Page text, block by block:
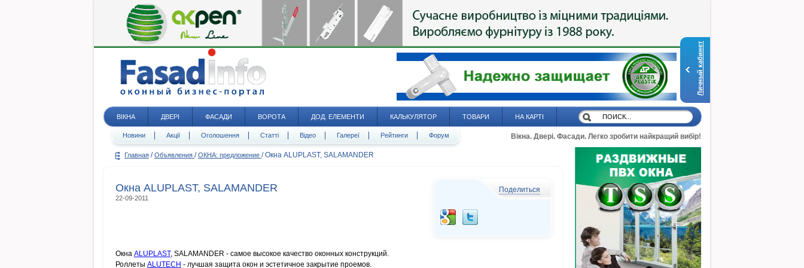
Личный кабинет
ВІКНА ДВЕРІ ФАСАДИ ВОРОТА ДОД. ЕЛЕМЕНТИ КАЛЬКУЛЯТОР ТОВАРИ НА КАРТІ
Новини Акції Оголошення Статті Відео Галереї Рейтинги Форум Вікна. Двері. Фасади. Легко зробити найкращий вибір!
Главная / Объявления / ОКНА: предложение / Окна ALUPLAST, SALAMANDER
Окна ALUPLAST, SALAMANDER
22-09-2011
Поделиться
Окна ALUPLAST, SALAMANDER - самое высокое качество оконных конструкций.
Роллеты ALUTECH - лучшая защита окон и эстетичное закрытие проемов.